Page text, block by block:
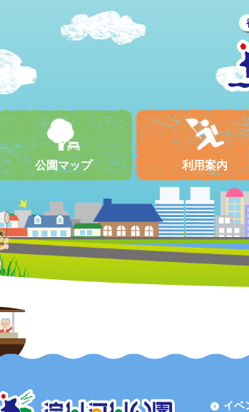
公園マップ 利用案内
イベ